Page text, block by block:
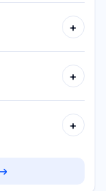
+
+
+